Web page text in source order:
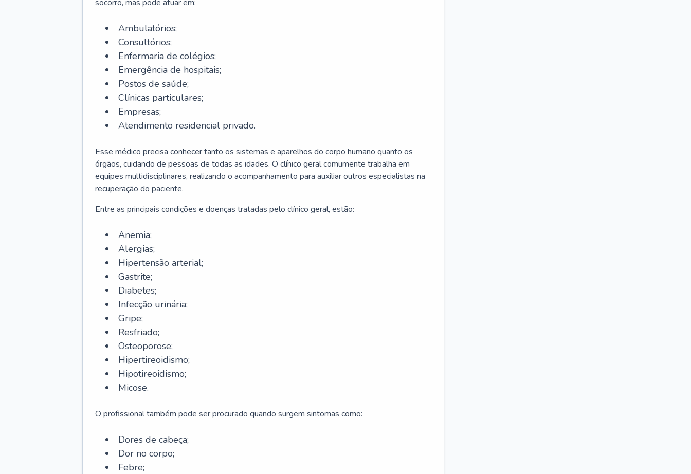
socorro, mas pode atuar em:
Ambulatórios;
Consultórios;
Enfermaria de colégios;
Emergência de hospitais;
Postos de saúde;
Clínicas particulares;
Empresas;
Atendimento residencial privado.
Esse médico precisa conhecer tanto os sistemas e aparelhos do corpo humano quanto os
órgãos, cuidando de pessoas de todas as idades. O clínico geral comumente trabalha em
equipes multidisciplinares, realizando o acompanhamento para auxiliar outros especialistas na
recuperação do paciente.
Entre as principais condições e doenças tratadas pelo clínico geral, estão:
Anemia;
Alergias;
Hipertensão arterial;
Gastrite;
Diabetes;
Infecção urinária;
Gripe;
Resfriado;
Osteoporose;
Hipertireoidismo;
Hipotireoidismo;
Micose.
O profissional também pode ser procurado quando surgem sintomas como:
Dores de cabeça;
Dor no corpo;
Febre;